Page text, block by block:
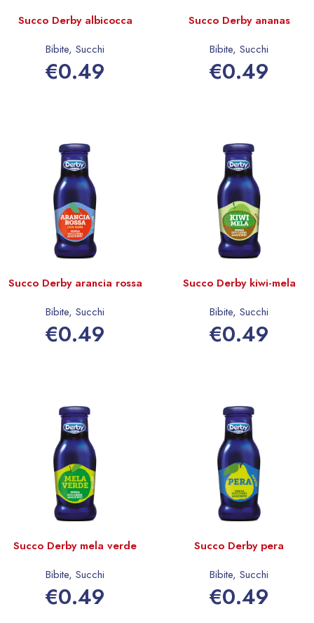
Succo Derby albicocca
Bibite, Succhi
€0.49
Succo Derby ananas
Bibite, Succhi
€0.49
Succo Derby arancia rossa
Bibite, Succhi
€0.49
Succo Derby kiwi-mela
Bibite, Succhi
€0.49
Succo Derby mela verde
Bibite, Succhi
€0.49
Succo Derby pera
Bibite, Succhi
€0.49